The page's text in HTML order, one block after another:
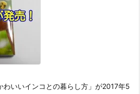
わいいインコとの暮らし方」が2017年5